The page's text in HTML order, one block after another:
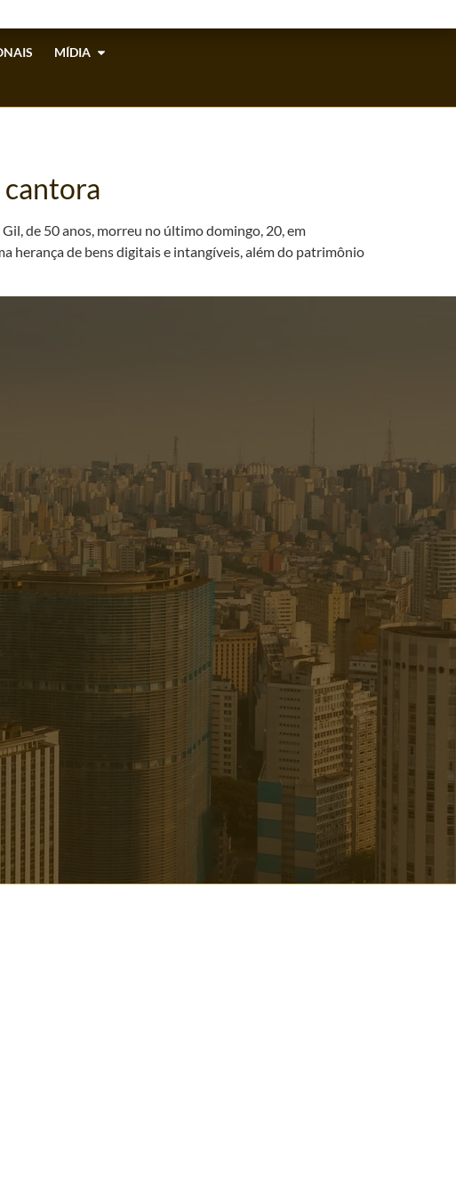
MÍDIA
de 50 anos, morreu no último domingo, 20, em
herança de bens digitais e intangíveis, além do patrimônio